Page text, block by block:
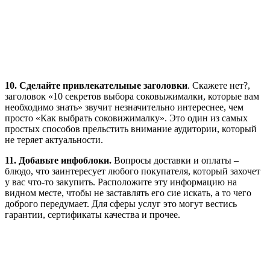
10. Сделайте привлекательные заголовки. Скажете нет?,
заголовок «10 секретов выбора соковыжималки, которые вам
необходимо знать» звучит незначительно интереснее, чем
просто «Как выбрать соковижималку». Это один из самых
простых способов прельстить внимание аудитории, который
не теряет актуальности.
11. Добавьте инфоблоки. Вопросы доставки и оплаты –
блюдо, что заинтересует любого покупателя, который захочет
у вас что-то закупить. Расположите эту информацию на
видном месте, чтобы не заставлять его сие искать, а то чего
доброго передумает. Для сферы услуг это могут вестись
гарантии, сертификаты качества и прочее.